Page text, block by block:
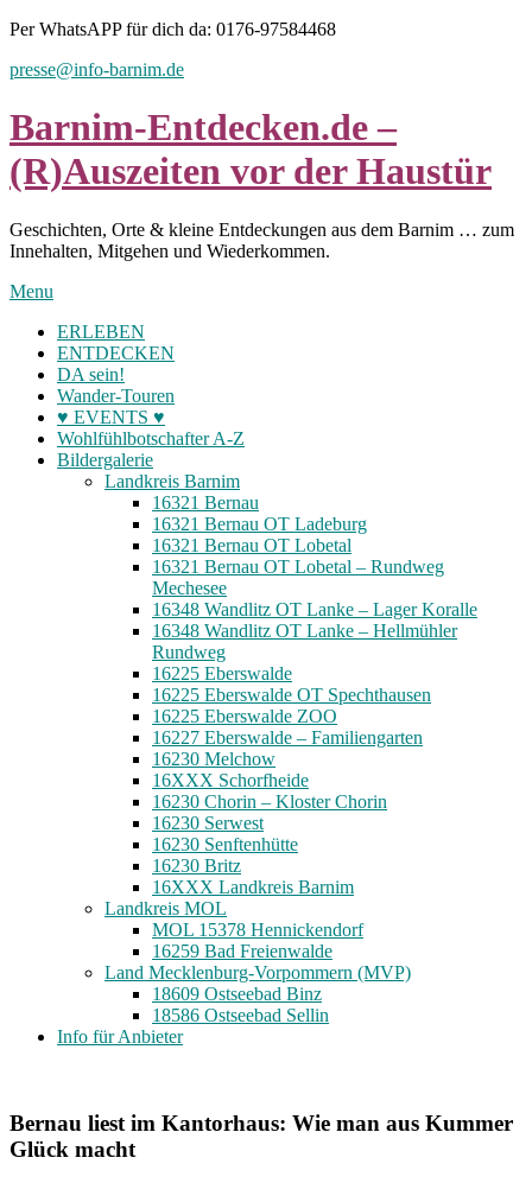
Skip
content
Per WhatsAPP für dich da: 0176-97584468
presse@info-barnim.de
Barnim-Entdecken.de –
(R)Auszeiten vor der Haustür
Geschichten, Orte & kleine Entdeckungen aus dem Barnim … zum
Innehalten, Mitgehen und Wiederkommen.
Menu
ERLEBEN
ENTDECKEN
DA sein!
Wander-Touren
♥ EVENTS ♥
Wohlfühlbotschafter A-Z
Bildergalerie
Landkreis Barnim
16321 Bernau
16321 Bernau OT Ladeburg
16321 Bernau OT Lobetal
16321 Bernau OT Lobetal – Rundweg
Mechesee
16348 Wandlitz OT Lanke – Lager Koralle
16348 Wandlitz OT Lanke – Hellmühler
Rundweg
16225 Eberswalde
16225 Eberswalde OT Spechthausen
16225 Eberswalde ZOO
16227 Eberswalde – Familiengarten
16230 Melchow
16XXX Schorfheide
16230 Chorin – Kloster Chorin
16230 Serwest
16230 Senftenhütte
16230 Britz
16XXX Landkreis Barnim
Landkreis MOL
MOL 15378 Hennickendorf
16259 Bad Freienwalde
Land Mecklenburg-Vorpommern (MVP)
18609 Ostseebad Binz
18586 Ostseebad Sellin
Info für Anbieter
Bernau liest im Kantorhaus: Wie man aus Kummer
Glück macht